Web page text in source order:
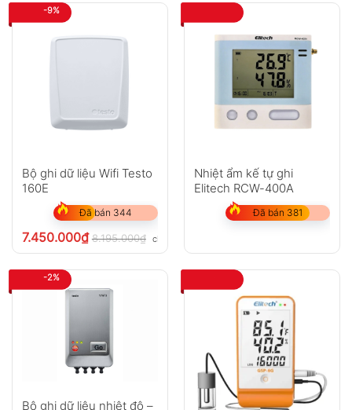
-9%
Bộ ghi dữ liệu Wifi Testo
160E
Đã bán 344
7.450.000₫ 8.195.000₫ chưa VAT 8%
Nhiệt ẩm kế tự ghi
Elitech RCW-400A
Đã bán 381
-2%
Bộ ghi dữ liệu nhiệt độ –